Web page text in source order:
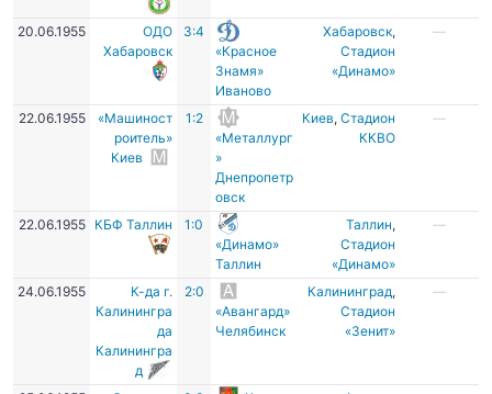
20.06.1955
ОДО
Хабаровск
3:4
«Красное
Знамя»
Иваново
Хабаровск,
Стадион
«Динамо»
—
22.06.1955
«Машиност
роитель»
Киев
1:2
«Металлург
»
Днепропетр
овск
Киев,Стадион
ККВО
—
22.06.1955 КБФ Таллин
1:0
«Динамо»
Таллин
Таллин,
Стадион
«Динамо»
—
24.06.1955
К-да г.
Калинингра
да
Калинингра
д
2:0
«Авангард»
Челябинск
Калининград,
Стадион
«Зенит»
—